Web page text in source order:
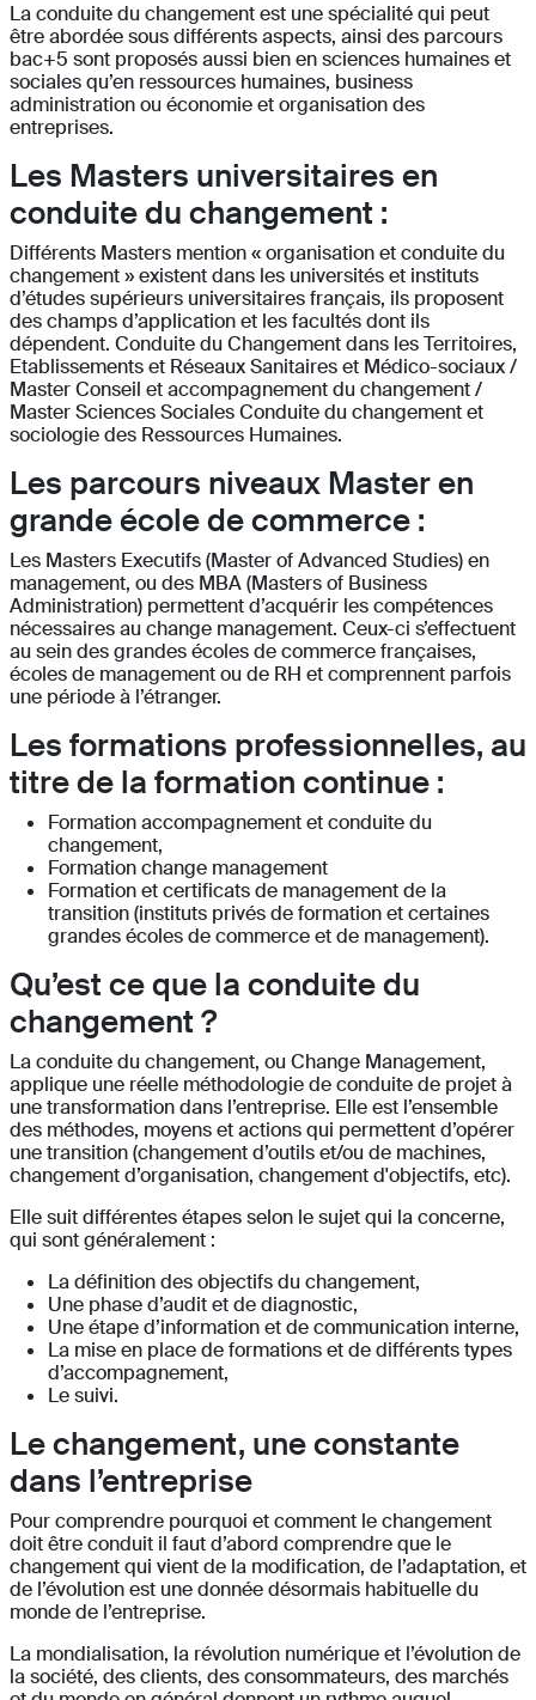
La conduite du changement est une spécialité qui peut
être abordée sous différents aspects, ainsi des parcours
bac+5 sont proposés aussi bien en sciences humaines et
sociales qu’en ressources humaines, business
administration ou économie et organisation des
entreprises.
Les Masters universitaires en
conduite du changement :
Différents Masters mention « organisation et conduite du
changement » existent dans les universités et instituts
d’études supérieurs universitaires français, ils proposent
des champs d’application et les facultés dont ils
dépendent. Conduite du Changement dans les Territoires,
Etablissements et Réseaux Sanitaires et Médico-sociaux /
Master Conseil et accompagnement du changement /
Master Sciences Sociales Conduite du changement et
sociologie des Ressources Humaines.
Les parcours niveaux Master en
grande école de commerce :
Les Masters Executifs (Master of Advanced Studies) en
management, ou des MBA (Masters of Business
Administration) permettent d’acquérir les compétences
nécessaires au change management. Ceux-ci s’effectuent
au sein des grandes écoles de commerce françaises,
écoles de management ou de RH et comprennent parfois
une période à l’étranger.
Les formations professionnelles, au
titre de la formation continue :
Formation accompagnement et conduite du
changement,
Formation change management
Formation et certificats de management de la
transition (instituts privés de formation et certaines
grandes écoles de commerce et de management).
Qu’est ce que la conduite du
changement ?
La conduite du changement, ou Change Management,
applique une réelle méthodologie de conduite de projet à
une transformation dans l’entreprise. Elle est l’ensemble
des méthodes, moyens et actions qui permettent d’opérer
une transition (changement d’outils et/ou de machines,
changement d’organisation, changement d'objectifs, etc).
Elle suit différentes étapes selon le sujet qui la concerne,
qui sont généralement :
La définition des objectifs du changement,
Une phase d’audit et de diagnostic,
Une étape d’information et de communication interne,
La mise en place de formations et de différents types
d’accompagnement,
Le suivi.
Le changement, une constante
dans l’entreprise
Pour comprendre pourquoi et comment le changement
doit être conduit il faut d’abord comprendre que le
changement qui vient de la modification, de l’adaptation, et
de l’évolution est une donnée désormais habituelle du
monde de l’entreprise.
La mondialisation, la révolution numérique et l’évolution de
la société, des clients, des consommateurs, des marchés